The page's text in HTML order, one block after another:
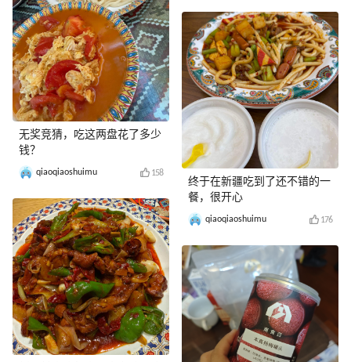
无奖竞猜，吃这两盘花了多少
钱？
qiaoqiaoshuimu 158
终于在新疆吃到了还不错的一
餐，很开心
qiaoqiaoshuimu 176